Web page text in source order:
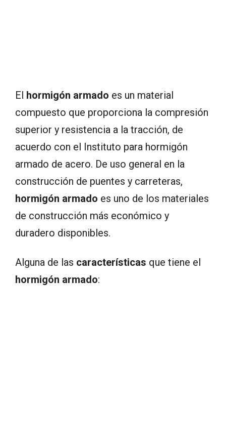
El hormigón armado es un material
compuesto que proporciona la compresión
superior y resistencia a la tracción, de
acuerdo con el Instituto para hormigón
armado de acero. De uso general en la
construcción de puentes y carreteras,
hormigón armado es uno de los materiales
de construcción más económico y
duradero disponibles.
Alguna de las características que tiene el
hormigón armado: